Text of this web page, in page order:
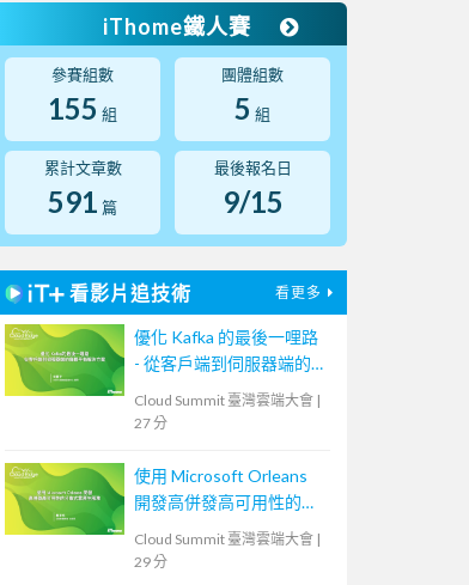
iThome鐵人賽
參賽組數
155 組
團體組數
5 組
累計文章數
591 篇
最後報名日
9/15
看影片追技術 看更多
優化 Kafka 的最後一哩路
- 從客戶端到伺服器端的
負載平衡解決方案
Cloud Summit 臺灣雲端大會 |
27 分
使用 Microsoft Orleans
開發高併發高可用性的分
散式雲原生服務
Cloud Summit 臺灣雲端大會 |
29 分